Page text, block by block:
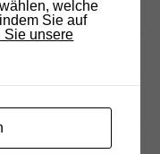
30/2026
Digi
welche
Sie auf
Sie unsere